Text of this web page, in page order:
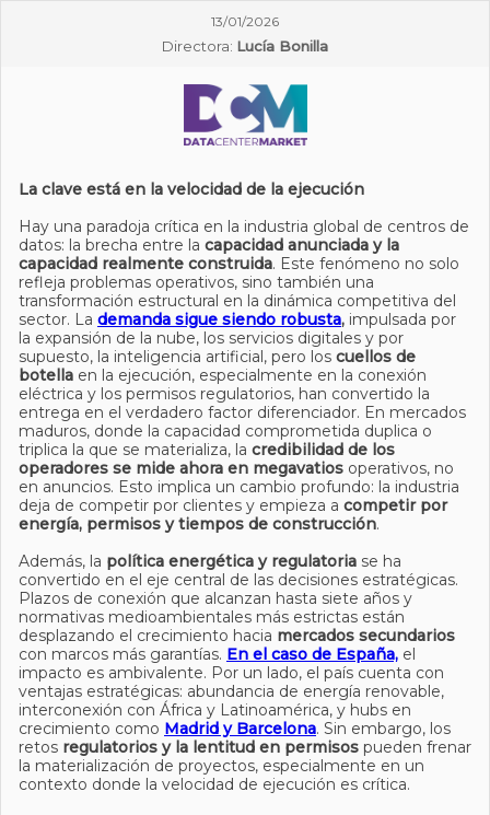
13/01/2026
Directora: Lucía Bonilla
La clave está en la velocidad de la ejecución
Hay una paradoja crítica en la industria global de centros de
datos: la brecha entre la capacidad anunciada y la
capacidad realmente construida. Este fenómeno no solo
refleja problemas operativos, sino también una
transformación estructural en la dinámica competitiva del
sector. La demanda sigue siendo robusta, impulsada por
la expansión de la nube, los servicios digitales y por
supuesto, la inteligencia artificial, pero los cuellos de
botella en la ejecución, especialmente en la conexión
eléctrica y los permisos regulatorios, han convertido la
entrega en el verdadero factor diferenciador. En mercados
maduros, donde la capacidad comprometida duplica o
triplica la que se materializa, la credibilidad de los
operadores se mide ahora en megavatios operativos, no
en anuncios. Esto implica un cambio profundo: la industria
deja de competir por clientes y empieza a competir por
energía, permisos y tiempos de construcción.
Además, la política energética y regulatoria se ha
convertido en el eje central de las decisiones estratégicas.
Plazos de conexión que alcanzan hasta siete años y
normativas medioambientales más estrictas están
desplazando el crecimiento hacia mercados secundarios
con marcos más garantías. En el caso de España, el
impacto es ambivalente. Por un lado, el país cuenta con
ventajas estratégicas: abundancia de energía renovable,
interconexión con África y Latinoamérica, y hubs en
crecimiento como Madrid y Barcelona. Sin embargo, los
retos regulatorios y la lentitud en permisos pueden frenar
la materialización de proyectos, especialmente en un
contexto donde la velocidad de ejecución es crítica.